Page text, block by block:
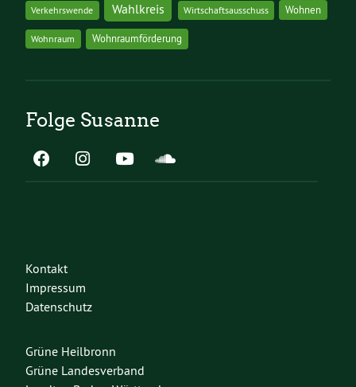
Verkehrswende Wahlkreis Wirtschaftsausschuss Wohnen
Wohnraum Wohnraumförderung
Folge Susanne
Kontakt
Impressum
Datenschutz
Grüne Heilbronn
Grüne Landesverband